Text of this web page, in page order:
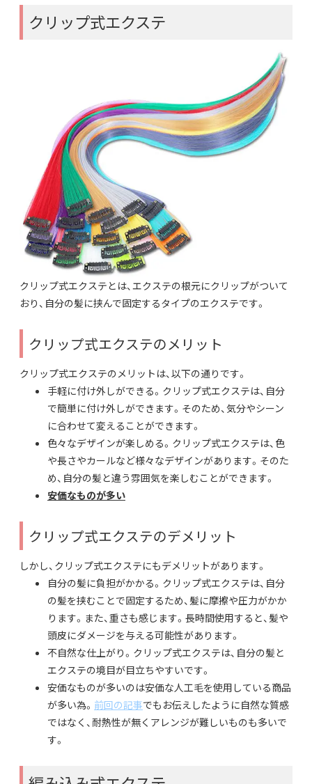
クリップ式エクステ
クリップ式エクステとは、エクステの根元にクリップがついて
おり、自分の髪に挟んで固定するタイプのエクステです。
クリップ式エクステのメリット
クリップ式エクステのメリットは、以下の通りです。
手軽に付け外しができる。クリップ式エクステは、自分
で簡単に付け外しができます。そのため、気分やシーン
に合わせて変えることができます。
色々なデザインが楽しめる。クリップ式エクステは、色
や長さやカールなど様々なデザインがあります。そのた
め、自分の髪と違う雰囲気を楽しむことができます。
安価なものが多い
クリップ式エクステのデメリット
しかし、クリップ式エクステにもデメリットがあります。
自分の髪に負担がかかる。クリップ式エクステは、自分
の髪を挟むことで固定するため、髪に摩擦や圧力がかか
ります。また、重さも感じます。長時間使用すると、髪や
頭皮にダメージを与える可能性があります。
不自然な仕上がり。クリップ式エクステは、自分の髪と
エクステの境目が目立ちやすいです。
安価なものが多いのは安価な人工毛を使用している商品
が多い為。 前回の記事でもお伝えしたように自然な質感
ではなく、耐熱性が無くアレンジが難しいものも多いで
す。